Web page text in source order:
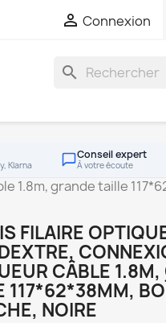
 Connexion
search
Klarna
Conseil expert
À votre écoute
1.8m, grande taille
FILAIRE
CÂBLE 1.8M,
117*62*38MM,
NOIRE